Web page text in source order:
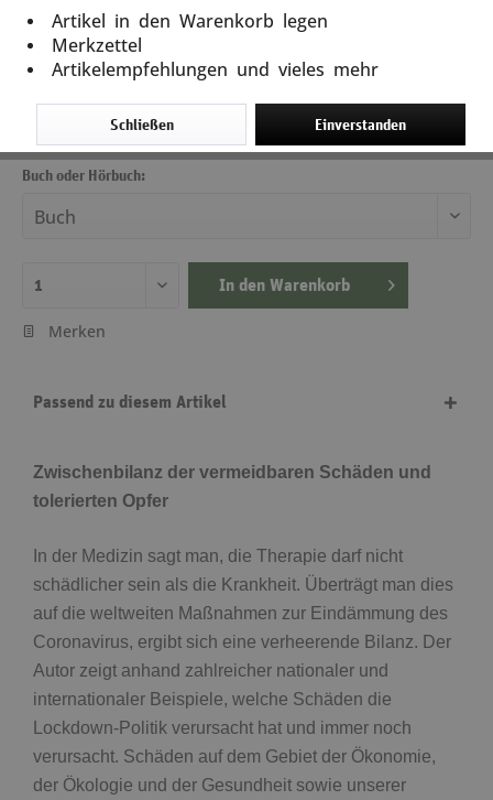
Artikel-Nr.: 12788
18,00 €
inkl. MwSt.zzgl. Versandkosten
Lieferzeit ca. 5 Tage
Buch oder Hörbuch:
In den Warenkorb
Merken
Passend zu diesem Artikel
Zwischenbilanz der vermeidbaren Schäden und
tolerierten Opfer
In der Medizin sagt man, die Therapie darf nicht
schädlicher sein als die Krankheit. Überträgt man dies
auf die weltweiten Maßnahmen zur Eindämmung des
Coronavirus, ergibt sich eine verheerende Bilanz. Der
Autor zeigt anhand zahlreicher nationaler und
internationaler Beispiele, welche Schäden die
Lockdown-Politik verursacht hat und immer noch
verursacht. Schäden auf dem Gebiet der Ökonomie,
der Ökologie und der Gesundheit sowie unserer
Artikel in den Warenkorb legen
Merkzettel
Artikelempfehlungen und vieles mehr
Einverstanden
Schließen